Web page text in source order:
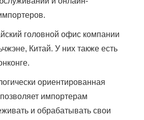
головной офис компании
Китай. У них также есть
ориентированная
импортерам
и обрабатывать свои